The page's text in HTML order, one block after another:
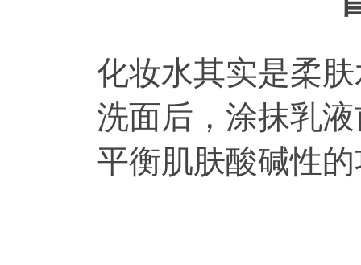
化妆水其实是柔
洗面后，涂抹乳
平衡肌肤酸碱性